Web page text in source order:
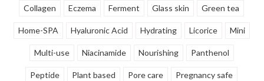
Collagen Eczema Ferment Glass skin Green tea
Home-SPA Hyaluronic Acid Hydrating Licorice Mini
Multi-use Niacinamide Nourishing Panthenol
Peptide Plant based Pore care Pregnancy safe